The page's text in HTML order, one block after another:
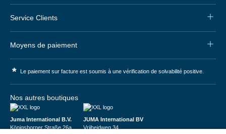
Service Clients
Moyens de paiement
* Le paiement sur facture est soumis à une vérification de solvabilité positive.
Nos autres boutiques
Juma International B.V.
Königsborner Straße 26a
JUMA International BV
Vrijheidweg 34